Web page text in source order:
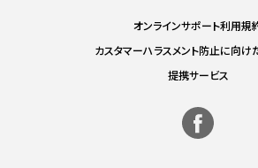
オンラインサポート利用規
カスタマーハラスメント防止に向け
提携サービス